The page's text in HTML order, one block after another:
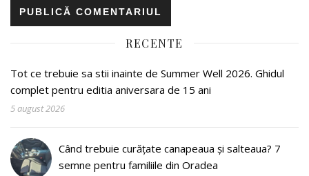
RECENTE
Tot ce trebuie sa stii inainte de Summer Well 2026. Ghidul
complet pentru editia aniversara de 15 ani
5 august 2026
Când trebuie curățate canapeaua și salteaua? 7
semne pentru familiile din Oradea